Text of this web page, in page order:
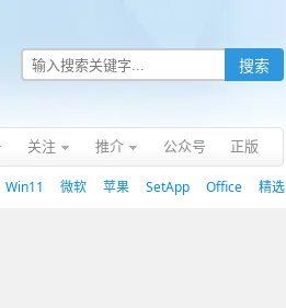
关注 推介 公众号 正版
Win11 微软 苹果 SetApp Office 精选